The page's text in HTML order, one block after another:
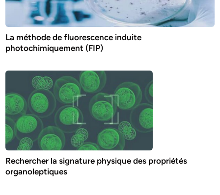
La méthode de fluorescence induite
photochimiquement (FIP)
Rechercher la signature physique des propriétés
organoleptiques